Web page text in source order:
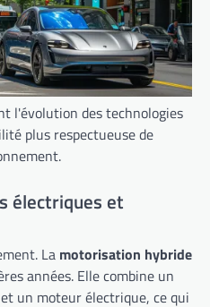
l'évolution des technologies
plus respectueuse de
électriques et
La motorisation hybride
années. Elle combine un
un moteur électrique, ce qui